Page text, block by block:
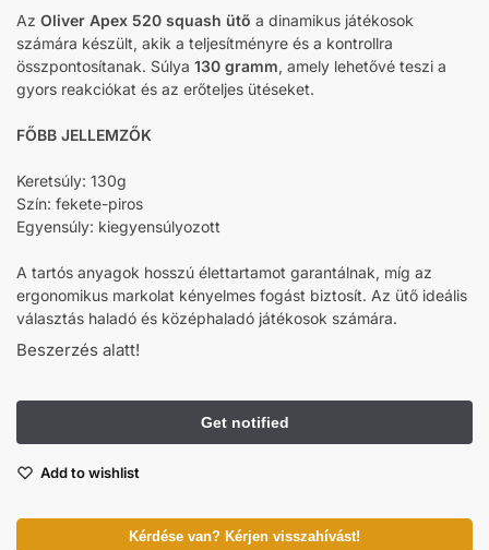
Az Oliver Apex 520 squash ütő a dinamikus játékosok
számára készült, akik a teljesítményre és a kontrollra
összpontosítanak. Súlya 130 gramm, amely lehetővé teszi a
gyors reakciókat és az erőteljes ütéseket.
FŐBB JELLEMZŐK
Keretsúly: 130g
Szín: fekete-piros
Egyensúly: kiegyensúlyozott
A tartós anyagok hosszú élettartamot garantálnak, míg az
ergonomikus markolat kényelmes fogást biztosít. Az ütő ideális
választás haladó és középhaladó játékosok számára.
Beszerzés alatt!
Add to wishlist
Kérdése van? Kérjen visszahívást!